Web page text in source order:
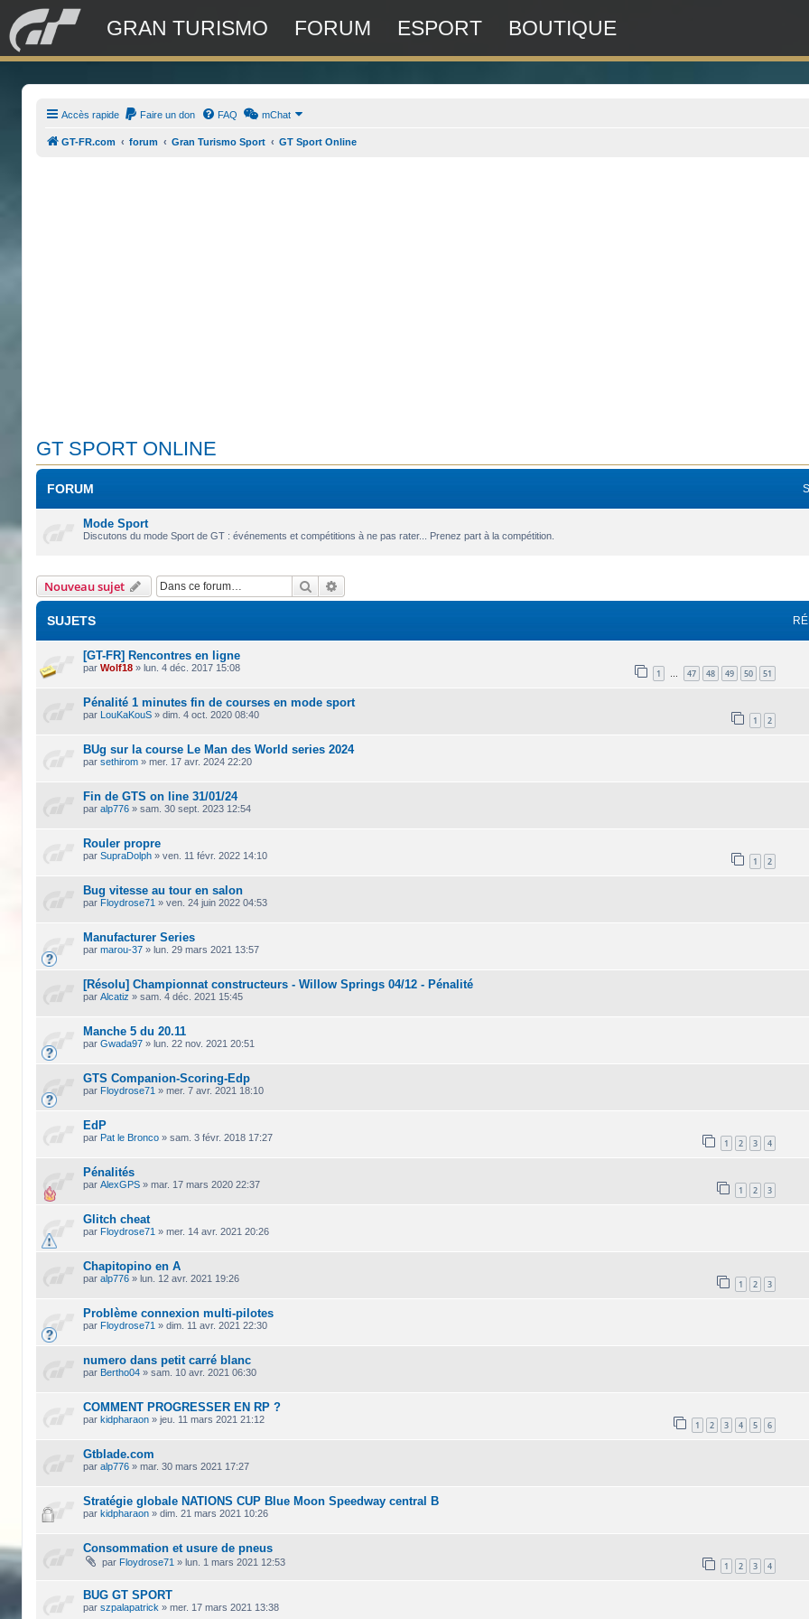
GRAN TURISMO FORUM ESPORT BOUTIQUE
Accès rapide Faire un don FAQ mChat
GT-FR.com forum Gran Turismo Sport GT Sport Online
GT SPORT ONLINE
FORUM
Mode Sport
Discutons du mode Sport de GT : événements et compétitions à ne pas rater... Prenez part à la compétition.
Nouveau sujet Rechercher
SUJETS
[GT-FR] Rencontres en ligne
parWolf18 »lun. 4 déc. 2017 15:08 1 … 47 48 49 50 51
Pénalité 1 minutes fin de courses en mode sport
par LouKaKouS »dim. 4 oct. 2020 08:40 1 2
BUg sur la course Le Man des World series 2024
parsethirom »mer. 17 avr. 2024 22:20
Fin de GTS on line 31/01/24
paralp776 »sam. 30 sept. 2023 12:54
Rouler propre
parSupraDolph »ven. 11 févr. 2022 14:10 1 2
Bug vitesse au tour en salon
par Floydrose71 »ven. 24 juin 2022 04:53
Manufacturer Series
parmarou-37 »lun. 29 mars 2021 13:57
[Résolu] Championnat constructeurs - Willow Springs 04/12 - Pénalité
parAlcatiz »sam. 4 déc. 2021 15:45
Manche 5 du 20.11
parGwada97 »lun. 22 nov. 2021 20:51
GTS Companion-Scoring-Edp
par Floydrose71 »mer. 7 avr. 2021 18:10
EdP
par Pat le Bronco »sam. 3 févr. 2018 17:27 1 2 3 4
Pénalités
parAlexGPS »mar. 17 mars 2020 22:37 1 2 3
Glitch cheat
par Floydrose71 »mer. 14 avr. 2021 20:26
Chapitopino en A
paralp776 »lun. 12 avr. 2021 19:26 1 2 3
Problème connexion multi-pilotes
par Floydrose71 »dim. 11 avr. 2021 22:30
numero dans petit carré blanc
par Bertho04 »sam. 10 avr. 2021 06:30
COMMENT PROGRESSER EN RP ?
parkidpharaon »jeu. 11 mars 2021 21:12 1 2 3 4 5 6
Gtblade.com
paralp776 »mar. 30 mars 2021 17:27
Stratégie globale NATIONS CUP Blue Moon Speedway central B
parkidpharaon »dim. 21 mars 2021 10:26
Consommation et usure de pneus
par Floydrose71 »lun. 1 mars 2021 12:53 1 2 3 4
BUG GT SPORT
parszpalapatrick »mer. 17 mars 2021 13:38